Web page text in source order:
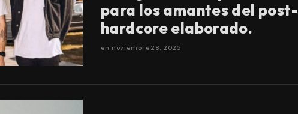
para los amantes del post-
hardcore elaborado.
en noviembre 28, 2025